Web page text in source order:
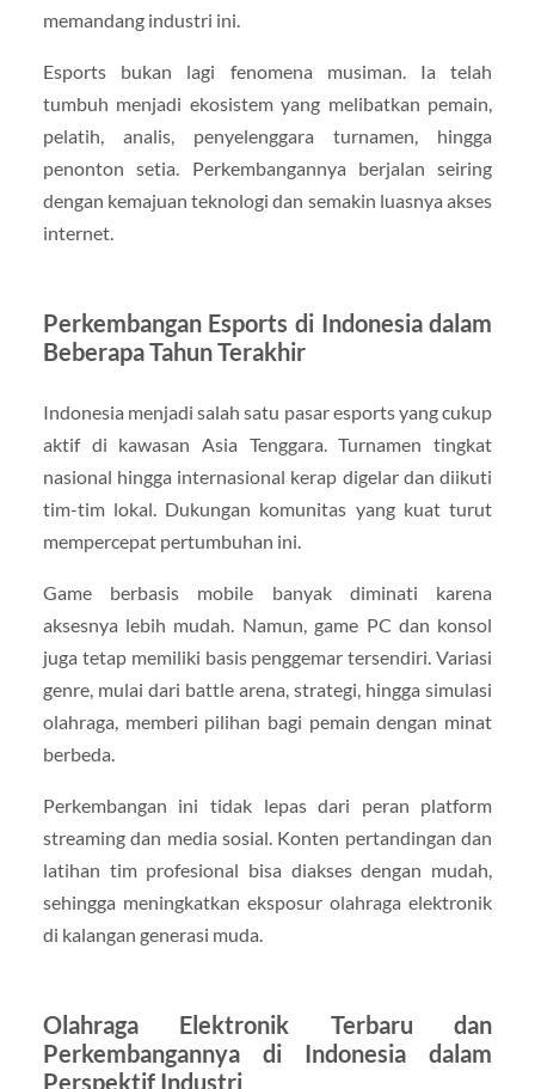
memandang industri ini.
Esports bukan lagi fenomena musiman. Ia telah
tumbuh menjadi ekosistem yang melibatkan pemain,
pelatih, analis, penyelenggara turnamen, hingga
penonton setia. Perkembangannya berjalan seiring
dengan kemajuan teknologi dan semakin luasnya akses
internet.
Perkembangan Esports di Indonesia dalam
Beberapa Tahun Terakhir
Indonesia menjadi salah satu pasar esports yang cukup
aktif di kawasan Asia Tenggara. Turnamen tingkat
nasional hingga internasional kerap digelar dan diikuti
tim-tim lokal. Dukungan komunitas yang kuat turut
mempercepat pertumbuhan ini.
Game berbasis mobile banyak diminati karena
aksesnya lebih mudah. Namun, game PC dan konsol
juga tetap memiliki basis penggemar tersendiri. Variasi
genre, mulai dari battle arena, strategi, hingga simulasi
olahraga, memberi pilihan bagi pemain dengan minat
berbeda.
Perkembangan ini tidak lepas dari peran platform
streaming dan media sosial. Konten pertandingan dan
latihan tim profesional bisa diakses dengan mudah,
sehingga meningkatkan eksposur olahraga elektronik
di kalangan generasi muda.
Olahraga Elektronik Terbaru dan
Perkembangannya di Indonesia dalam
Perspektif Industri